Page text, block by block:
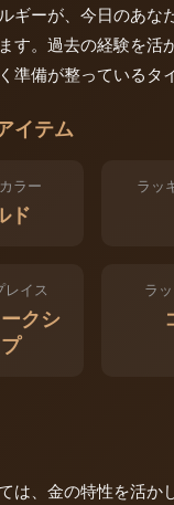
ギーが、今日のあな
す。過去の経験を活
準備が整っているタ
イテム
ラー
ド
ラッ
レイス
クシ
ラ
は、金の特性を活か